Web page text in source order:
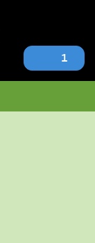
1 Kelluttava avainperä 30mm halkaisijalla.